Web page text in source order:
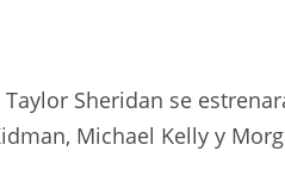
Sheridan se
Michael Kelly y